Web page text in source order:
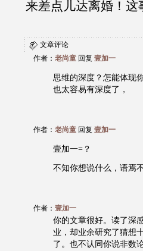
来差点儿达离婚！
文章评论
作者： 老尚童 回复 壹加一
思维的深度？怎能体现
也太容易有深度了，
作者： 老尚童 回复 壹加一
壹加一=？
不知你想说什么，语焉不
作者： 壹加一
你的文章很好。读了深
业，却业余研究了猜想
了。也不认同你说非数